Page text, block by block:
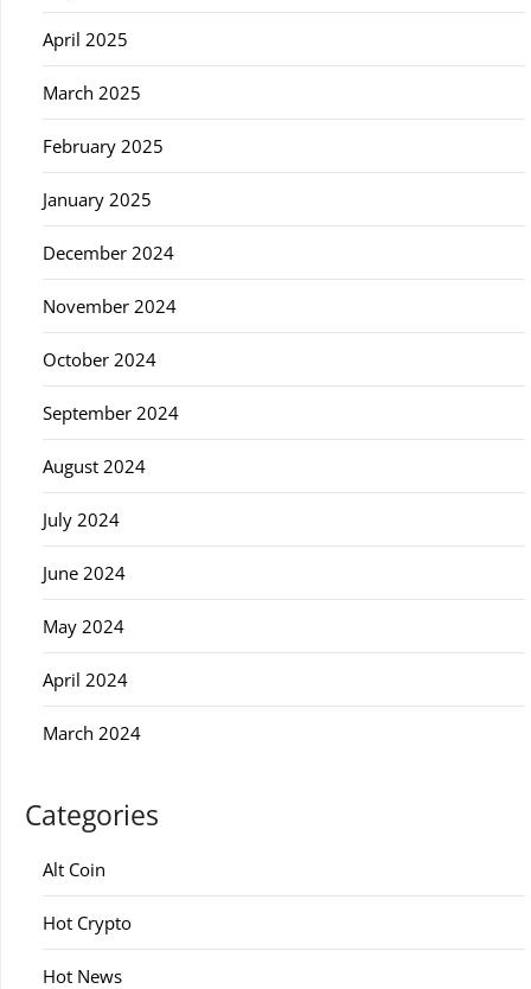
April 2025
March 2025
February 2025
January 2025
December 2024
November 2024
October 2024
September 2024
August 2024
July 2024
June 2024
May 2024
April 2024
March 2024
Categories
Alt Coin
Hot Crypto
Hot News